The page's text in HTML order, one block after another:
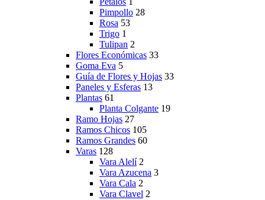
Pimpollo 28
Rosa 53
Trigo 1
Tulipan 2
Flores Económicas 33
Goma Eva 5
Guía de Flores y Hojas 33
Paneles y Esferas 13
Plantas 61
Planta Colgante 19
Ramo Hojas 27
Ramos Chicos 105
Ramos Grandes 60
Varas 128
Vara Alelí 2
Vara Azucena 3
Vara Cala 2
Vara Clavel 2